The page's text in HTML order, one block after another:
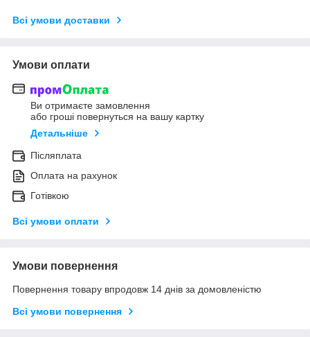
Всі умови доставки
Умови оплати
Ви отримаєте замовлення
або гроші повернуться на вашу картку
Детальніше
Післяплата
Оплата на рахунок
Готівкою
Всі умови оплати
Умови повернення
Повернення товару впродовж 14 днів за домовленістю
Всі умови повернення